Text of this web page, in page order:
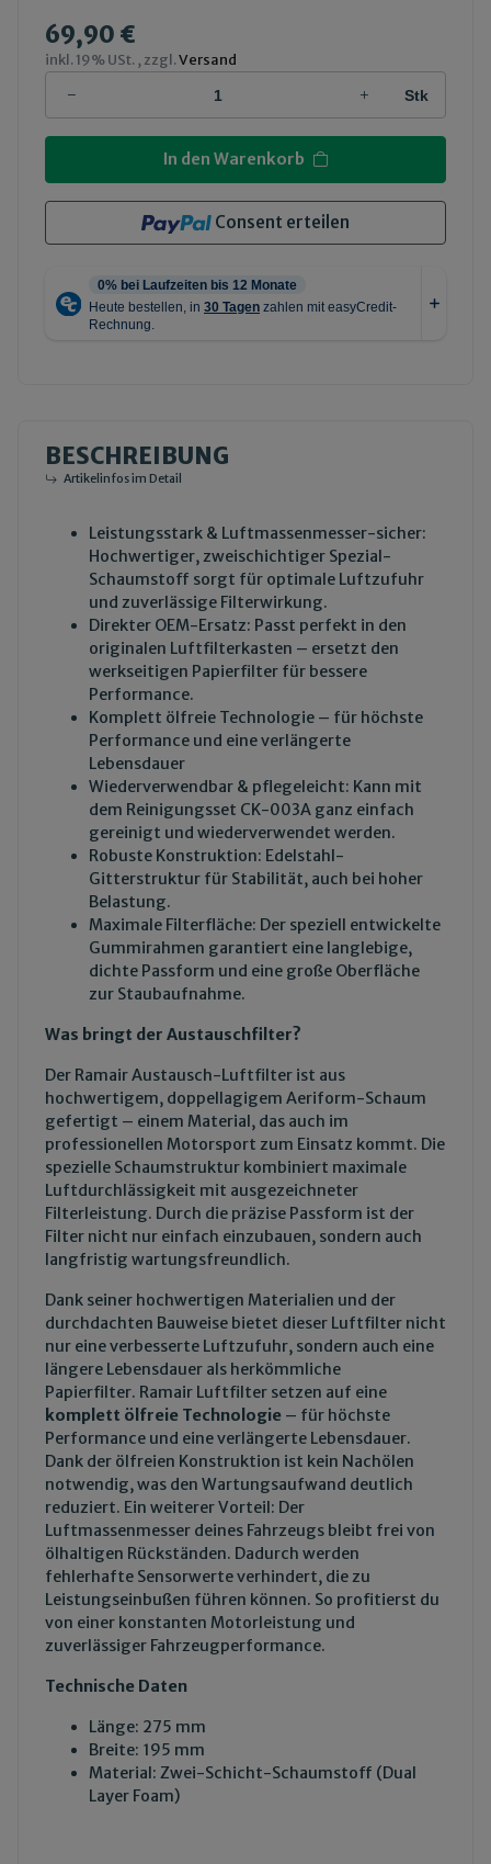
69,90 €
inkl. 19% USt. , zzgl.Versand
Stk
In den Warenkorb
Consent erteilen
BESCHREIBUNG
Artikelinfos im Detail
Leistungsstark & Luftmassenmesser-sicher:
Hochwertiger, zweischichtiger Spezial-
Schaumstoff sorgt für optimale Luftzufuhr
und zuverlässige Filterwirkung.
Direkter OEM-Ersatz: Passt perfekt in den
originalen Luftfilterkasten – ersetzt den
werkseitigen Papierfilter für bessere
Performance.
Komplett ölfreie Technologie – für höchste
Performance und eine verlängerte
Lebensdauer
Wiederverwendbar & pflegeleicht: Kann mit
dem Reinigungsset CK-003A ganz einfach
gereinigt und wiederverwendet werden.
Robuste Konstruktion: Edelstahl-
Gitterstruktur für Stabilität, auch bei hoher
Belastung.
Maximale Filterfläche: Der speziell entwickelte
Gummirahmen garantiert eine langlebige,
dichte Passform und eine große Oberfläche
zur Staubaufnahme.
Was bringt der Austauschfilter?
Der Ramair Austausch-Luftfilter ist aus
hochwertigem, doppellagigem Aeriform-Schaum
gefertigt – einem Material, das auch im
professionellen Motorsport zum Einsatz kommt. Die
spezielle Schaumstruktur kombiniert maximale
Luftdurchlässigkeit mit ausgezeichneter
Filterleistung. Durch die präzise Passform ist der
Filter nicht nur einfach einzubauen, sondern auch
langfristig wartungsfreundlich.
Dank seiner hochwertigen Materialien und der
durchdachten Bauweise bietet dieser Luftfilter nicht
nur eine verbesserte Luftzufuhr, sondern auch eine
längere Lebensdauer als herkömmliche
Papierfilter. Ramair Luftfilter setzen auf eine
komplett ölfreie Technologie – für höchste
Performance und eine verlängerte Lebensdauer.
Dank der ölfreien Konstruktion ist kein Nachölen
notwendig, was den Wartungsaufwand deutlich
reduziert. Ein weiterer Vorteil: Der
Luftmassenmesser deines Fahrzeugs bleibt frei von
ölhaltigen Rückständen. Dadurch werden
fehlerhafte Sensorwerte verhindert, die zu
Leistungseinbußen führen können. So profitierst du
von einer konstanten Motorleistung und
zuverlässiger Fahrzeugperformance.
Technische Daten
Länge: 275 mm
Breite: 195 mm
Material: Zwei-Schicht-Schaumstoff (Dual
Layer Foam)